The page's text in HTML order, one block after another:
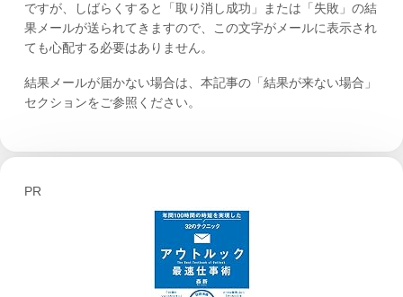
ですが、しばらくすると「取り消し成功」または「失敗」の結
果メールが送られてきますので、この文字がメールに表示され
ても心配する必要はありません。
結果メールが届かない場合は、本記事の「結果が来ない場合」
セクションをご参照ください。
PR